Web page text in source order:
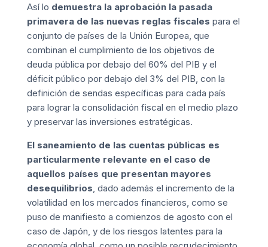
Así lo demuestra la aprobación la pasada
primavera de las nuevas reglas fiscales para el
conjunto de países de la Unión Europea, que
combinan el cumplimiento de los objetivos de
deuda pública por debajo del 60% del PIB y el
déficit público por debajo del 3% del PIB, con la
definición de sendas específicas para cada país
para lograr la consolidación fiscal en el medio plazo
y preservar las inversiones estratégicas.
El saneamiento de las cuentas públicas es
particularmente relevante en el caso de
aquellos países que presentan mayores
desequilibrios, dado además el incremento de la
volatilidad en los mercados financieros, como se
puso de manifiesto a comienzos de agosto con el
caso de Japón, y de los riesgos latentes para la